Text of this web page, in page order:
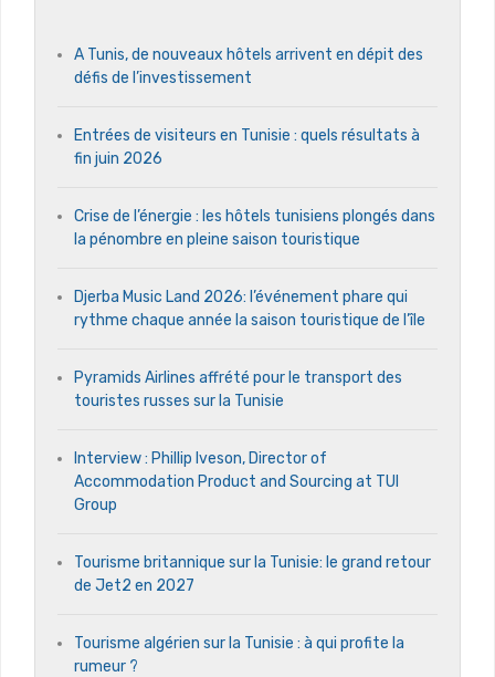
A Tunis, de nouveaux hôtels arrivent en dépit des
défis de l’investissement
Entrées de visiteurs en Tunisie : quels résultats à
fin juin 2026
Crise de l’énergie : les hôtels tunisiens plongés dans
la pénombre en pleine saison touristique
Djerba Music Land 2026: l’événement phare qui
rythme chaque année la saison touristique de l’île
Pyramids Airlines affrété pour le transport des
touristes russes sur la Tunisie
Interview : Phillip Iveson, Director of
Accommodation Product and Sourcing at TUI
Group
Tourisme britannique sur la Tunisie: le grand retour
de Jet2 en 2027
Tourisme algérien sur la Tunisie : à qui profite la
rumeur ?